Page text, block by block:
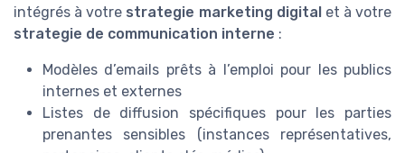
intégrés à votre strategie marketing digitalet à votre
strategie de communication interne :
Modèles d’emails prêts à l’emploi pour les publics
internes et externes
Listes de diffusion spécifiques pour les parties
prenantes sensibles (instances représentatives,